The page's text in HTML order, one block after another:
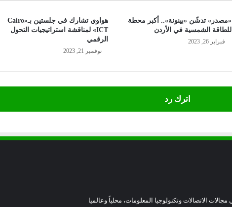
«مصدر» تدشّن «بينونة».. أكبر محطة
للطاقة الشمسية في الأردن
فبراير 26, 2023
هواوي تشارك في جلستين بـ«Cairo
ICT» لمناقشة استراتيجيات التحول
الرقمي
نوفمبر 21, 2023
اترك رد
مجالات الاتصالات وتكنولوجيا المعلومات، محلياً وعالميا